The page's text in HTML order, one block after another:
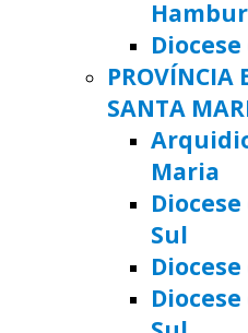
PROVÍNCIA
SANTA
Maria
Sul